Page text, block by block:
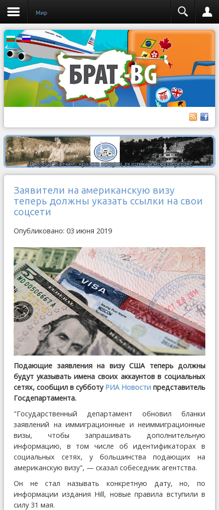
Мир
Заявители на американскую визу
теперь должны указать ссылки на свои
соцсети
Опубликовано: 03 июня 2019
Подающие заявления на визу США теперь должны
будут указывать имена своих аккаунтов в социальных
сетях, сообщил в субботу РИА Новости представитель
Госдепартамента.
"Государственный департамент обновил бланки
заявлений на иммиграционные и неиммиграционные
визы, чтобы запрашивать дополнительную
информацию, в том числе об идентификаторах в
социальных сетях, у большинства подающих на
американскую визу", — сказал собеседник агентства.
Он не стал называть конкретную дату, но, по
информации издания Hill, новые правила вступили в
силу 31 мая.